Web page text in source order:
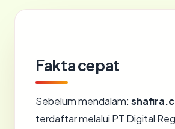
Fakta cepat
Sebelum mendalam:
terdaftar melalui PT Digital